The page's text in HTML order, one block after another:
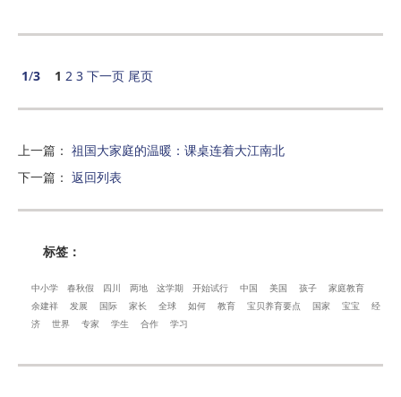
1/3 1 2 3 下一页 尾页
上一篇 ： 祖国大家庭的温暖：课桌连着大江南北
下一篇 ： 返回列表
标签：
中小学 春秋假 四川 两地 这学期 开始试行 中国 美国 孩子
家庭教育
余建祥
发展 国际 家长 全球 如何 教育 宝贝养育要点 国家 宝宝
经
济
世界 专家 学生 合作 学习